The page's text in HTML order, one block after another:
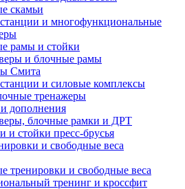
скамьи
и многофункциональные
рамы и стойки
и блочные рамы
Смита
и силовые комплексы
тренажеры
дополнения
блочные рамки и ДРТ
и стойки пресс-брусья
и свободные веса
тренировки и свободные веса
тренинг и кроссфит